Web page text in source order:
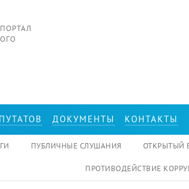
ДОКУМЕНТЫ КОНТАКТЫ
ПУБЛИЧНЫЕ СЛУШАНИЯ ОТКРЫТЫЙ
ПРОТИВОДЕЙСТВИЕ